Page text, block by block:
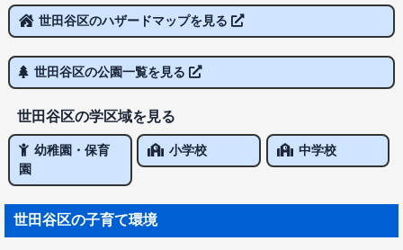
世田谷区のハザードマップを見る
世田谷区の公園一覧を見る
世田谷区の学区域を見る
幼稚園・保育
園
小学校 中学校
世田谷区の子育て環境